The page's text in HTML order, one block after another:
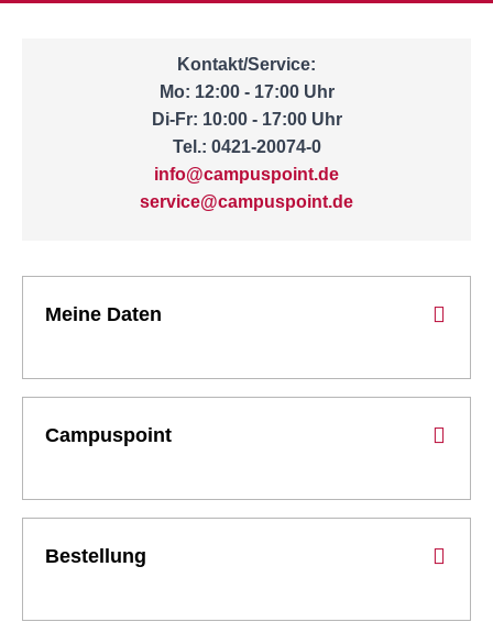
Kontakt/Service:
Mo: 12:00 - 17:00 Uhr
Di-Fr: 10:00 - 17:00 Uhr
Tel.: 0421-20074-0
info@campuspoint.de
service@campuspoint.de
Meine Daten
Campuspoint
Bestellung